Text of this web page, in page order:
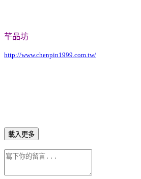
芊品坊
http://www.chenpin1999.com.tw/
載入更多